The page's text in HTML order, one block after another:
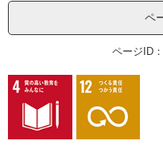
ペ
ページID